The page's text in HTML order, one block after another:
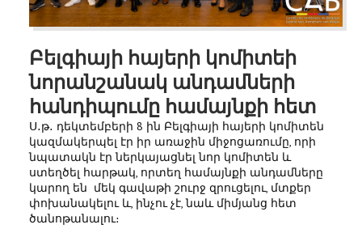
Բելգիայի հայերի կոմիտեի
նորանշանակ անդամների
հանդիպումը համայնքի հետ
Ս․թ․ դեկտեմբերի 8 ին Բելգիայի հայերի կոմիտեն
կազմակերպել էր իր առաջին միջոցառումը, որի
նպատակն էր ներկայացնել նոր կոմիտեն և
ստեղծել հարթակ, որտեղ համայնքի անդամները
կարող են մեկ գավաթի շուրջ զրուցելու, մտքեր
փոխանակելու և, ինչու չէ, նաև միմյանց հետ
ծանոթանալու։